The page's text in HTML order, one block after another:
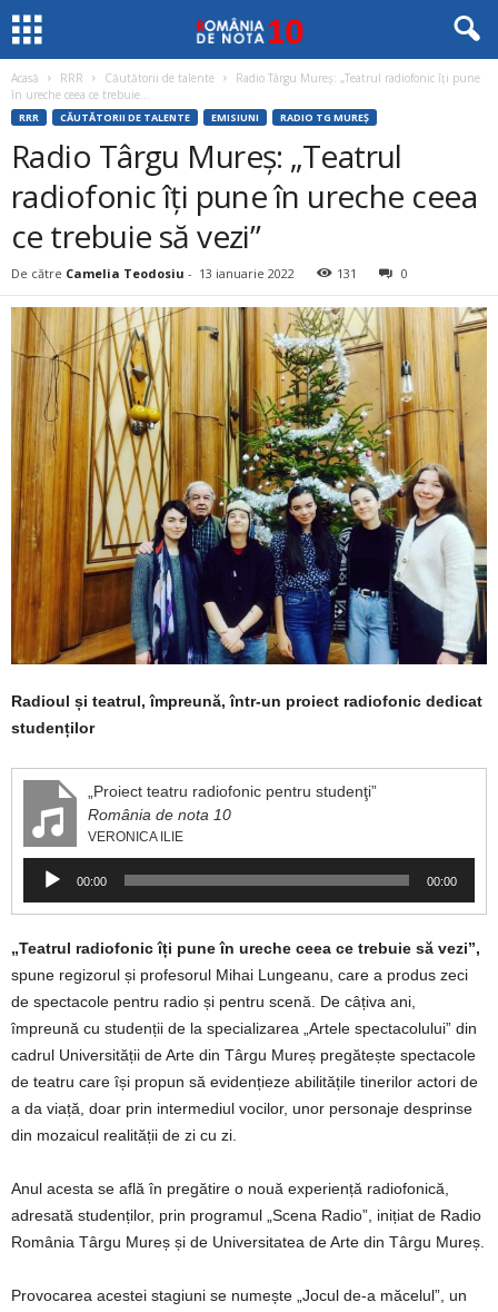
Acasă RRR Căutătorii de talente
Radio Târgu Mureș: „Teatrul radiofonic îți pune
în ureche ceea ce trebuie...
RRR CĂUTĂTORII DE TALENTE EMISIUNI RADIO TG MUREȘ
Radio Târgu Mureș: „Teatrul
radiofonic îți pune în ureche ceea
ce trebuie să vezi”
De către Camelia Teodosiu - 13 ianuarie 2022 131 0
Radioul și teatrul, împreună, într-un proiect radiofonic dedicat
studenților
„Proiect teatru radiofonic pentru studenţi”
România de nota 10
VERONICA ILIE
Player
audio
00:00 00:00
„Teatrul radiofonic îți pune în ureche ceea ce trebuie să vezi”,
spune regizorul și profesorul Mihai Lungeanu, care a produs zeci
de spectacole pentru radio și pentru scenă. De câțiva ani,
împreună cu studenții de la specializarea „Artele spectacolului” din
cadrul Universității de Arte din Târgu Mureș pregătește spectacole
de teatru care își propun să evidențieze abilitățile tinerilor actori de
a da viață, doar prin intermediul vocilor, unor personaje desprinse
din mozaicul realității de zi cu zi.
Anul acesta se află în pregătire o nouă experiență radiofonică,
adresată studenților, prin programul „Scena Radio”, inițiat de Radio
România Târgu Mureș și de Universitatea de Arte din Târgu Mureș.
Provocarea acestei stagiuni se numește „Jocul de-a măcelul”, un